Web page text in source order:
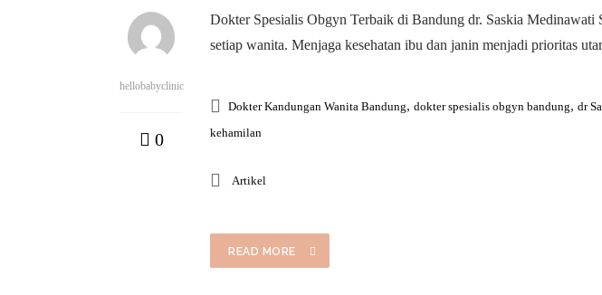
hellobabyclinic
0
Dokter Spesialis Obgyn Terbaik di Bandung dr. Saskia Medinawati
setiap wanita. Menjaga kesehatan ibu dan janin menjadi prioritas
Dokter Kandungan Wanita Bandung, dokter spesialis obgyn bandung, dr
kehamilan
Artikel
READ MORE